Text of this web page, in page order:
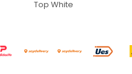
Top White